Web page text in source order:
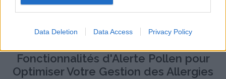
Data Deletion Data Access Privacy Policy
Fonctionnalités d'Alerte Pollen pour
Optimiser Votre Gestion des Allergies